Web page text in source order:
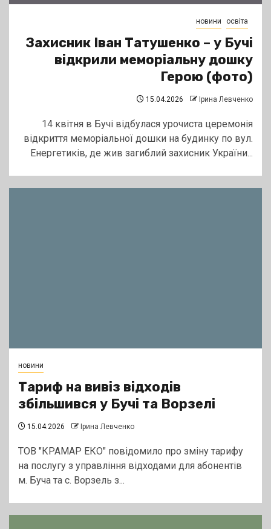
новини освіта
Захисник Іван Татушенко – у Бучі
відкрили меморіальну дошку
Герою (фото)
15.04.2026 Ірина Левченко
14 квітня в Бучі відбулася урочиста церемонія
відкриття меморіальної дошки на будинку по вул.
Енергетиків, де жив загиблий захисник України...
новини
Тариф на вивіз відходів
збільшився у Бучі та Ворзелі
15.04.2026 Ірина Левченко
ТОВ "КРАМАР ЕКО" повідомило про зміну тарифу
на послугу з управління відходами для абонентів
м. Буча та с. Ворзель з...